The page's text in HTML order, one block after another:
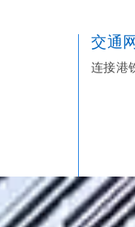
交通
连接港